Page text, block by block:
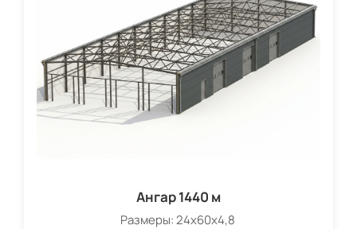
Ангар 1440 м
Размеры: 24х60х4,8